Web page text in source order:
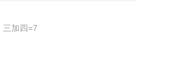
三加四=7